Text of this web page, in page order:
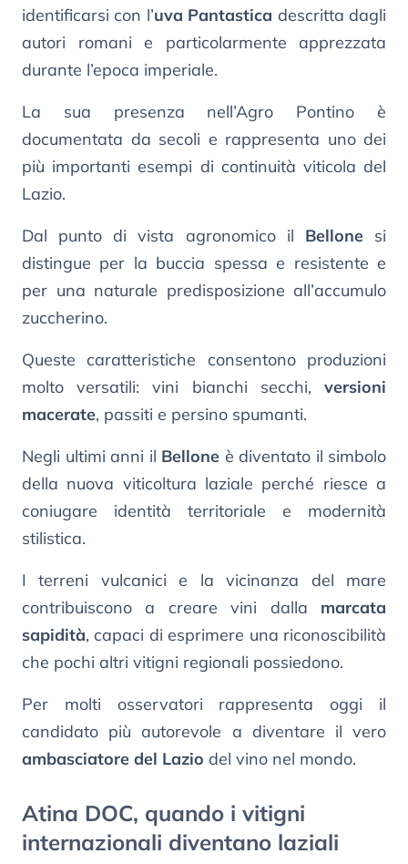
identificarsi con l’uva Pantastica descritta dagli
autori romani e particolarmente apprezzata
durante l’epoca imperiale.
La sua presenza nell’Agro Pontino è
documentata da secoli e rappresenta uno dei
più importanti esempi di continuità viticola del
Lazio.
Dal punto di vista agronomico il Bellonesi
distingue per la buccia spessa e resistente e
per una naturale predisposizione all’accumulo
zuccherino.
Queste caratteristiche consentono produzioni
molto versatili: vini bianchi secchi, versioni
macerate, passiti e persino spumanti.
Negli ultimi anni il Bellone è diventato il simbolo
della nuova viticoltura laziale perché riesce a
coniugare identità territoriale e modernità
stilistica.
I terreni vulcanici e la vicinanza del mare
contribuiscono a creare vini dalla marcata
sapidità, capaci di esprimere una riconoscibilità
che pochi altri vitigni regionali possiedono.
Per molti osservatori rappresenta oggi il
candidato più autorevole a diventare il vero
ambasciatore del Lazio del vino nel mondo.
Atina DOC, quando i vitigni
internazionali diventano laziali